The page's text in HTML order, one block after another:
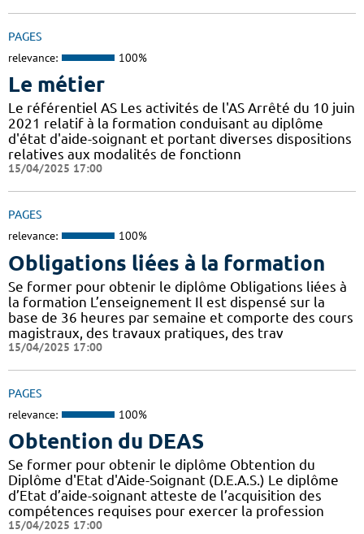
PAGES
relevance: 100%
Le métier
Le référentiel AS Les activités de l'AS Arrêté du 10 juin
2021 relatif à la formation conduisant au diplôme
d'état d'aide-soignant et portant diverses dispositions
relatives aux modalités de fonctionn
15/04/2025 17:00
PAGES
relevance: 100%
Obligations liées à la formation
Se former pour obtenir le diplôme Obligations liées à
la formation L’enseignement Il est dispensé sur la
base de 36 heures par semaine et comporte des cours
magistraux, des travaux pratiques, des trav
15/04/2025 17:00
PAGES
relevance: 100%
Obtention du DEAS
Se former pour obtenir le diplôme Obtention du
Diplôme d'Etat d'Aide-Soignant (D.E.A.S.) Le diplôme
d’Etat d’aide-soignant atteste de l’acquisition des
compétences requises pour exercer la profession
15/04/2025 17:00